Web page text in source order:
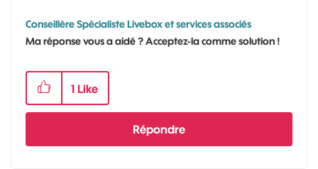
Conseillère Spécialiste Livebox et services associés
Ma réponse vous a aidé ? Acceptez-la comme solution !
1 Like
Répondre